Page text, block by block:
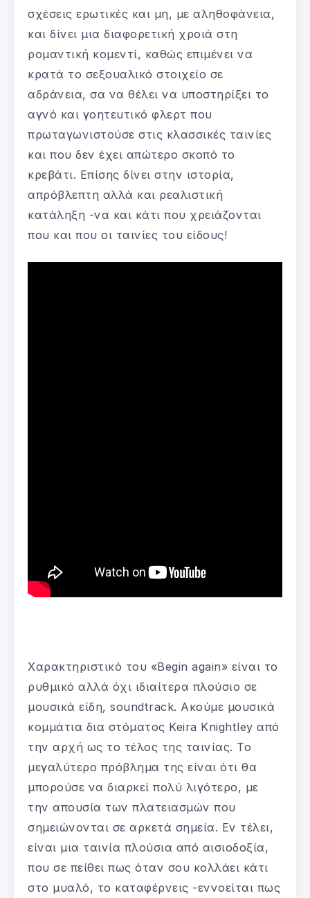
σχέσεις ερωτικές και μη, με αληθοφάνεια,
και δίνει μια διαφορετική χροιά στη
ρομαντική κομεντί, καθώς επιμένει να
κρατά το σεξουαλικό στοιχείο σε
αδράνεια, σα να θέλει να υποστηρίξει το
αγνό και γοητευτικό φλερτ που
πρωταγωνιστούσε στις κλασσικές ταινίες
και που δεν έχει απώτερο σκοπό το
κρεβάτι. Επίσης δίνει στην ιστορία,
απρόβλεπτη αλλά και ρεαλιστική
κατάληξη -να και κάτι που χρειάζονται
που και που οι ταινίες του είδους!
Χαρακτηριστικό του «Begin again» είναι το
ρυθμικό αλλά όχι ιδιαίτερα πλούσιο σε
μουσικά είδη, soundtrack. Aκούμε μουσικά
κομμάτια δια στόματος Keira Knightley από
την αρχή ως το τέλος της ταινίας. Το
μεγαλύτερο πρόβλημα της είναι ότι θα
μπορούσε να διαρκεί πολύ λιγότερο, με
την απουσία των πλατειασμών που
σημειώνονται σε αρκετά σημεία. Εν τέλει,
είναι μια ταινία πλούσια από αισιοδοξία,
που σε πείθει πως όταν σου κολλάει κάτι
στο μυαλό, το καταφέρνεις -εννοείται πως